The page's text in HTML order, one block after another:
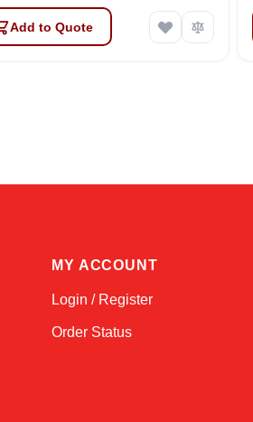
Add to Quote
MY ACCOUNT
Login / Register
Order Status